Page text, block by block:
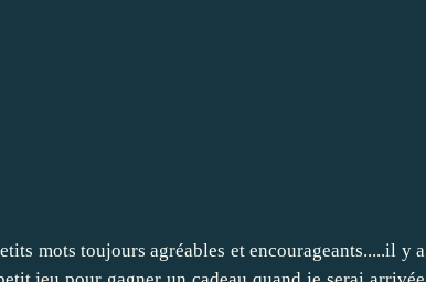
mots toujours agréables et encourageants.....il y a